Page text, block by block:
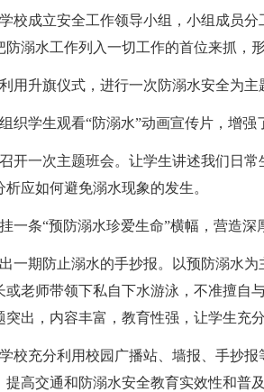
校成立安全工作领导小组，小组成员
防溺水工作列入一切工作的首位来抓，
用升旗仪式，进行一次防溺水安全为主
织学生观看“防溺水”动画宣传片，增强
开一次主题班会。让学生讲述我们日
析应如何避免溺水现象的发生。
一条“预防溺水珍爱生命”横幅，营造深
一期防止溺水的手抄报。以预防溺水
或老师带领下私自下水游泳，不准擅自
突出，内容丰富，教育性强，让学生充
校充分利用校园广播站、墙报、手抄
提高交通和防溺水安全教育实效性和普及